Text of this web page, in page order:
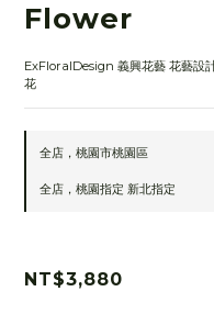
Flower
ExFloralDesign 義興花藝 花藝設
花
全店，桃園市桃園區
全店，桃園指定 新北指定
NT$3,880